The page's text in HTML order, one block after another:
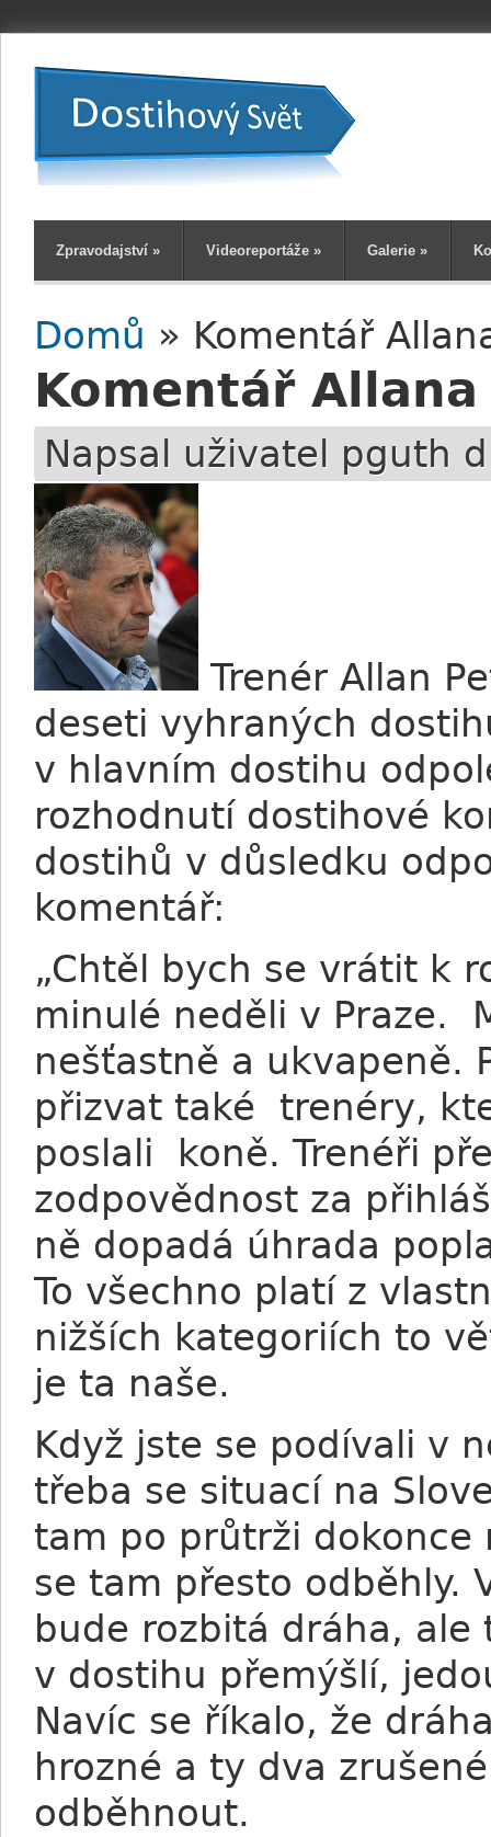
Zpravodajství » Videoreportáže » Galerie »
Jste zde
Domů » Komentář
Komentář
Napsal uživatel pguth
Trenér Allan
deseti vyhraných
v hlavním dostihu
rozhodnutí dostihové
dostihů v důsledku
komentář:
„Chtěl bych se vrátit k
minulé neděli v Praze.
nešťastně a ukvapeně.
přizvat také trenéry,
poslali koně. Trenéři
zodpovědnost za
ně dopadá úhrada
To všechno platí z
nižších kategoriích to
je ta naše.
Když jste se podívali v
třeba se situací na
tam po průtrži dokonce
se tam přesto odběhly.
bude rozbitá dráha,
v dostihu přemýšlí,
Navíc se říkalo, že
hrozné a ty dva
odběhnout.